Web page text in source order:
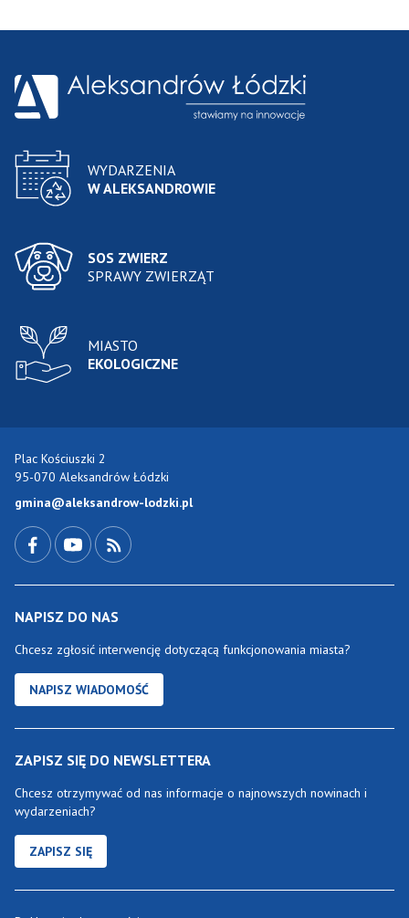
WYDARZENIA
W ALEKSANDROWIE
SOS ZWIERZ
SPRAWY ZWIERZĄT
MIASTO
EKOLOGICZNE
Plac Kościuszki 2
95-070 Aleksandrów Łódzki
gmina@aleksandrow-lodzki.pl
NAPISZ DO NAS
Chcesz zgłosić interwencję dotyczącą funkcjonowania miasta?
NAPISZ WIADOMOŚĆ
ZAPISZ SIĘ DO NEWSLETTERA
Chcesz otrzymywać od nas informacje o najnowszych nowinach i
wydarzeniach?
ZAPISZ SIĘ